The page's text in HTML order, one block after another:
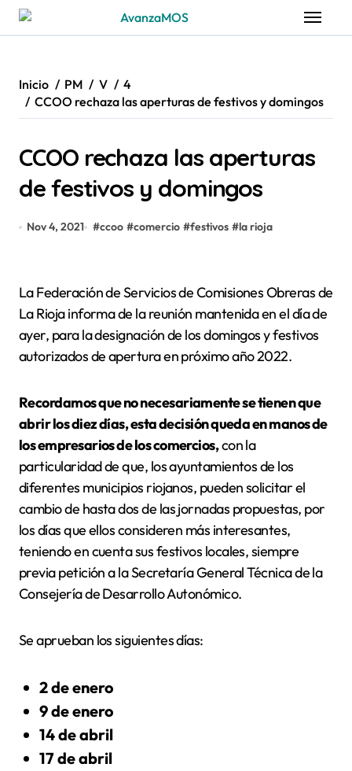
Saltar
Inicio PM V
4
CCOO rechaza las aperturas de festivos y domingos
CCOO rechaza las aperturas
de festivos y domingos
Nov 4, 2021 #ccoo #comercio #festivos #la rioja
La Federación de Servicios de Comisiones Obreras de
La Rioja informa de la reunión mantenida en el día de
ayer, para la designación de los domingos y festivos
autorizados de apertura en próximo año 2022.
Recordamos que no necesariamente se tienen que
abrir los diez días, esta decisión queda en manos de
los empresarios de los comercios,con la
particularidad de que, los ayuntamientos de los
diferentes municipios riojanos, pueden solicitar el
cambio de hasta dos de las jornadas propuestas, por
los días que ellos consideren más interesantes,
teniendo en cuenta sus festivos locales, siempre
previa petición a la Secretaría General Técnica de la
Consejería de Desarrollo Autonómico.
Se aprueban los siguientes días:
2 de enero
9 de enero
14 de abril
17 de abril